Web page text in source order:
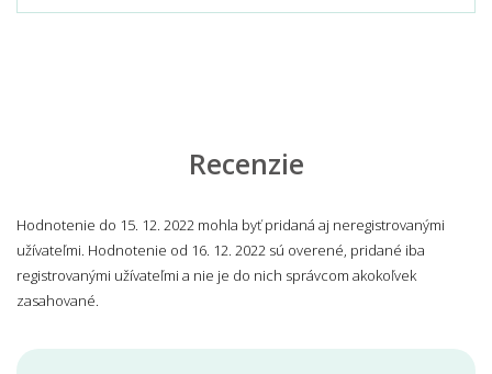
Recenzie
Hodnotenie do 15. 12. 2022 mohla byť pridaná aj neregistrovanými
užívateľmi. Hodnotenie od 16. 12. 2022 sú overené, pridané iba
registrovanými užívateľmi a nie je do nich správcom akokoľvek
zasahované.